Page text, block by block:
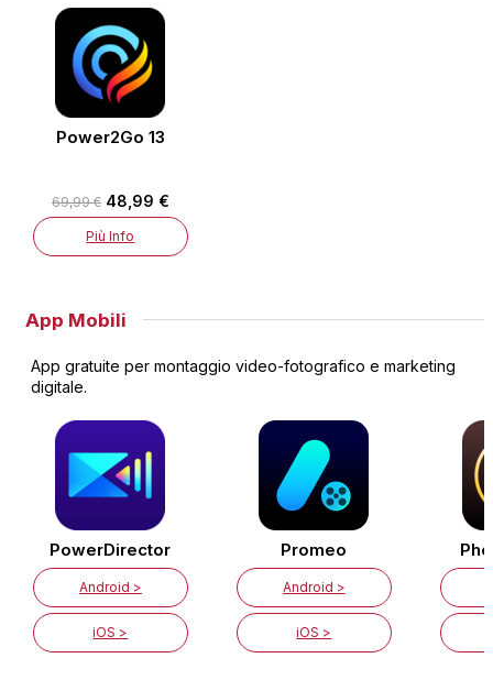
Power2Go 13
69,99 € 48,99 €
Più Info
App Mobili
App gratuite per montaggio video-fotografico e marketing
digitale.
PowerDirector
Android >
iOS >
Promeo
Android >
iOS >